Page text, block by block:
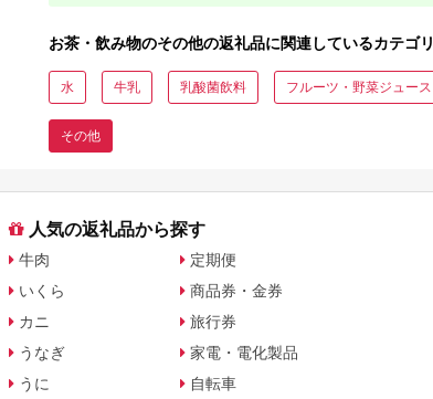
お茶・飲み物のその他の返礼品に関連しているカテゴリ
水 牛乳 乳酸菌飲料 フルーツ・野菜ジュース
その他
人気の返礼品から探す
牛肉
いくら
カニ
うなぎ
うに
定期便
商品券・金券
旅行券
家電・電化製品
自転車